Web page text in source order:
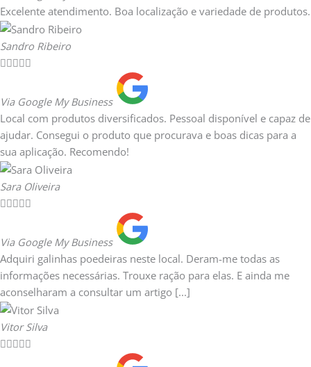
Excelente atendimento. Boa localização e variedade de produtos.
Sandro Ribeiro

Via Google My Business
Local com produtos diversificados. Pessoal disponível e capaz de
ajudar. Consegui o produto que procurava e boas dicas para a
sua aplicação. Recomendo!
Sara Oliveira

Via Google My Business
Adquiri galinhas poedeiras neste local. Deram-me todas as
informações necessárias. Trouxe ração para elas. E ainda me
aconselharam a consultar um artigo [...]
Vitor Silva
